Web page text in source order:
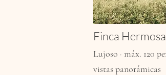
Finca Hermosa
Lujoso · máx. 120
vistas panorámicas